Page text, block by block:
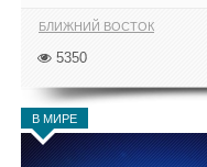
БЛИЖНИЙ ВОСТОК
5350
В МИРЕ